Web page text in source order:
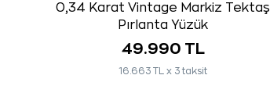
0,34 Karat Vintage Markiz Tektaş
Pırlanta Yüzük
49.990 TL
16.663 TL x 3 taksit